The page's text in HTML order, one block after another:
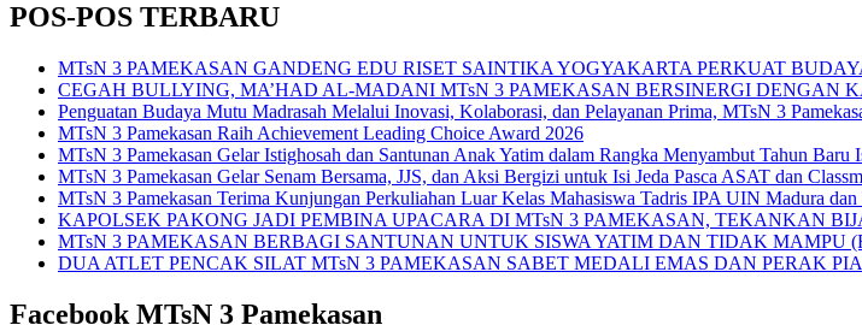
POS-POS TERBARU
MTsN 3 PAMEKASAN GANDENG EDU RISET SAINTIKA YOGYAKARTA PERKUAT
CEGAH BULLYING, MA’HAD AL-MADANI MTsN 3 PAMEKASAN BERSINERGI DENGAN
Penguatan Budaya Mutu Madrasah Melalui Inovasi, Kolaborasi, dan Pelayanan Prima, MTsN 3
MTsN 3 Pamekasan Raih Achievement Leading Choice Award 2026
MTsN 3 Pamekasan Gelar Istighosah dan Santunan Anak Yatim dalam Rangka Menyambut Tahun Baru
MTsN 3 Pamekasan Gelar Senam Bersama, JJS, dan Aksi Bergizi untuk Isi Jeda Pasca ASAT dan
MTsN 3 Pamekasan Terima Kunjungan Perkuliahan Luar Kelas Mahasiswa Tadris IPA UIN Madura
KAPOLSEK PAKONG JADI PEMBINA UPACARA DI MTsN 3 PAMEKASAN, TEKANKAN
MTsN 3 PAMEKASAN BERBAGI SANTUNAN UNTUK SISWA YATIM DAN TIDAK MAMPU
DUA ATLET PENCAK SILAT MTsN 3 PAMEKASAN SABET MEDALI EMAS DAN PERAK
Facebook MTsN 3 Pamekasan